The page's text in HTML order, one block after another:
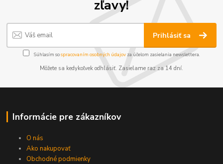
zľavy!
Prihlásiť sa
Súhlasím sospracovaním osobných údajov za účelom zasielania newslettera.
Môžete sa kedykoľvek odhlásiť. Zasielame raz za 14 dní.
Informácie pre zákazníkov
O nás
Ako nakupovať
Obchodné podmienky